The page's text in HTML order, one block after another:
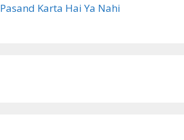
Pasand Karta Hai Ya Nahi